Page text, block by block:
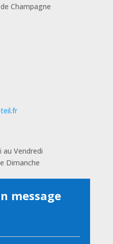
Champagne
au Vendredi
Dimanche
message